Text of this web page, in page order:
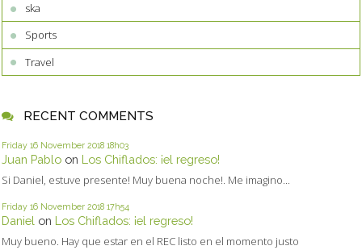
ska
Sports
Travel
RECENT COMMENTS
Friday 16 November 2018 18h03
Juan Pablo on Los Chiflados: ¡el regreso!
Si Daniel, estuve presente! Muy buena noche!. Me imagino...
Friday 16 November 2018 17h54
Daniel on Los Chiflados: ¡el regreso!
Muy bueno. Hay que estar en el REC listo en el momento justo